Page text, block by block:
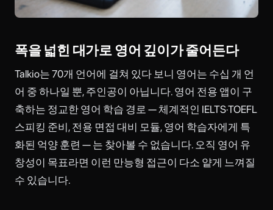
폭을 넓힌 대가로 영어 깊이가 줄어든다
Talkio는 70개 언어에 걸쳐 있다 보니 영어는 수십 개 언
어 중 하나일 뿐, 주인공이 아닙니다. 영어 전용 앱이 구
축하는 정교한 영어 학습 경로 — 체계적인 IELTS·TOEFL
스피킹 준비, 전용 면접 대비 모듈, 영어 학습자에게 특
화된 억양 훈련 — 는 찾아볼 수 없습니다. 오직 영어 유
창성이 목표라면 이런 만능형 접근이 다소 얕게 느껴질
수 있습니다.